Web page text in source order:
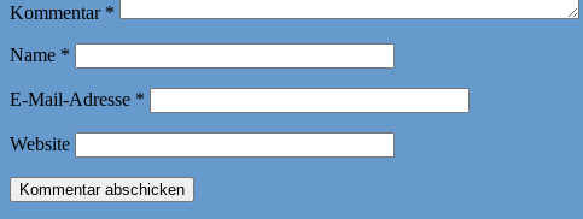
Kommentar *
Name *
E-Mail-Adresse *
Website